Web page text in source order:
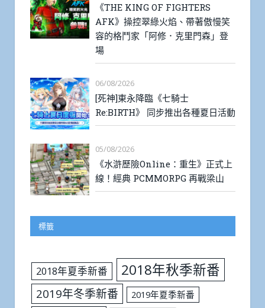
《THE KING OF FIGHTERS
AFK》操控翠綠火焰、帶著傲慢笑
容的格鬥家「阿修．克里門森」登
場
06/08/2026
[死神]東永降臨《七騎士
Re:BIRTH》 同步推出各種夏日活動
05/08/2026
《水滸歷險Online：重生》正式上
線！經典 PCMMORPG 再戰梁山
標籤
2018年夏季新番 2018年秋季新番
2019年冬季新番
2019年夏季新番